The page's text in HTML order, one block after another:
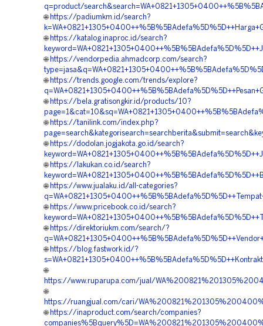
q=product/
🌐 https://padiumkm.id/search?
🌐 https://katalog.inaproc.id/search?
🌐 https://vendorpedia.ahmadcorp.com/search?
🌐 https://trends.google.com/trends/explore?
🌐 https://bela.gratisongkir.id/products/10?
🌐 https://tanilink.com/index.php?
🌐 https://dodolan.jogjakota.go.id/search?
🌐 https://lakukan.co.id/search?
🌐 https://www.jualaku.id/all-categories?
🌐 https://www.pricebook.co.id/search?
🌐 https://direktoriukm.com/search/?
🌐 https://blog.fastwork.id/?
🌐
https://www.ruparupa.com/jual/
🌐
https://ruangjual.com/cari/
🌐 https://inaproduct.com/search/companies?